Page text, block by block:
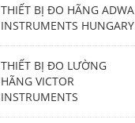
THIẾT BỊ ĐO HÃNG ADWA
INSTRUMENTS HUNGARY
THIẾT BỊ ĐO LƯỜNG
HÃNG VICTOR
INSTRUMENTS